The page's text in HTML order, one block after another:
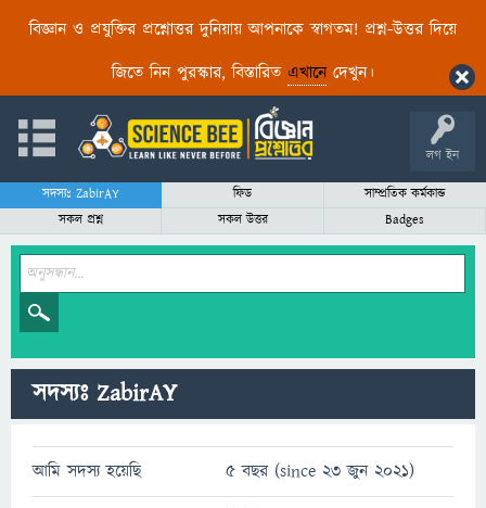
বিজ্ঞান ও প্রযুক্তির প্রশ্নোত্তর দুনিয়ায় আপনাকে স্বাগতম! প্রশ্ন-উত্তর দিয়ে
জিতে নিন পুরস্কার, বিস্তারিত এখানেদেখুন।
লগ ইন
সদস্যঃ ZabirAY ফিড
সাম্প্রতিক কর্মকান্ড
সকল প্রশ্ন
সকল উত্তর Badges
সদস্যঃ ZabirAY
আমি সদস্য হয়েছি 5 বছর (since 23 জুন 2021)